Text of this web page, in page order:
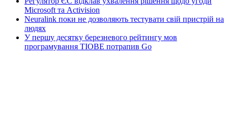
Microsoft та Activision
Neuralink поки не дозволяють тестувати свій пристрій на
людях
У першу десятку березневого рейтингу мов
програмування TIOBE потрапив Go